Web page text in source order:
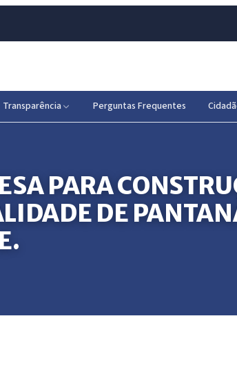
Transparência Perguntas Frequentes
PARA
DE